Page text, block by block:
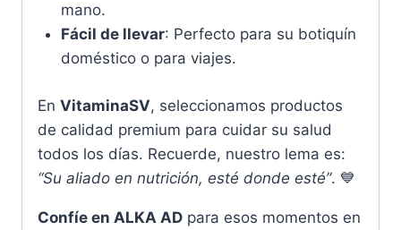
mano.
Fácil de llevar: Perfecto para su botiquín
doméstico o para viajes.
En VitaminaSV, seleccionamos productos
de calidad premium para cuidar su salud
todos los días. Recuerde, nuestro lema es:
“Su aliado en nutrición, esté donde esté”. 💙
Confíe en ALKA AD para esos momentos en